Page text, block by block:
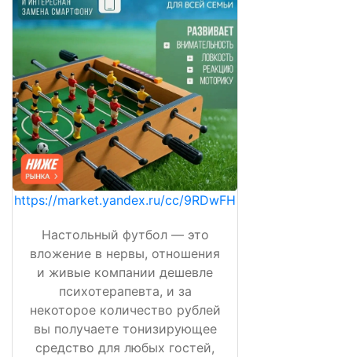
https://market.yandex.ru/cc/9RDwFH
Настольный футбол — это
вложение в нервы, отношения
и живые компании дешевле
психотерапевта, и за
некоторое количество рублей
вы получаете тонизирующее
средство для любых гостей,